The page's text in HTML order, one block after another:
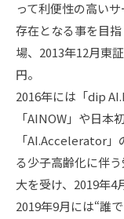
って利便性の高い
存在となる事を目
場、2013年12月東
円。
2016年には「dip
「AINOW」や日本
「AI.Accelerator
る少子高齢化に伴
大を受け、2019年4
2019年9月には“誰